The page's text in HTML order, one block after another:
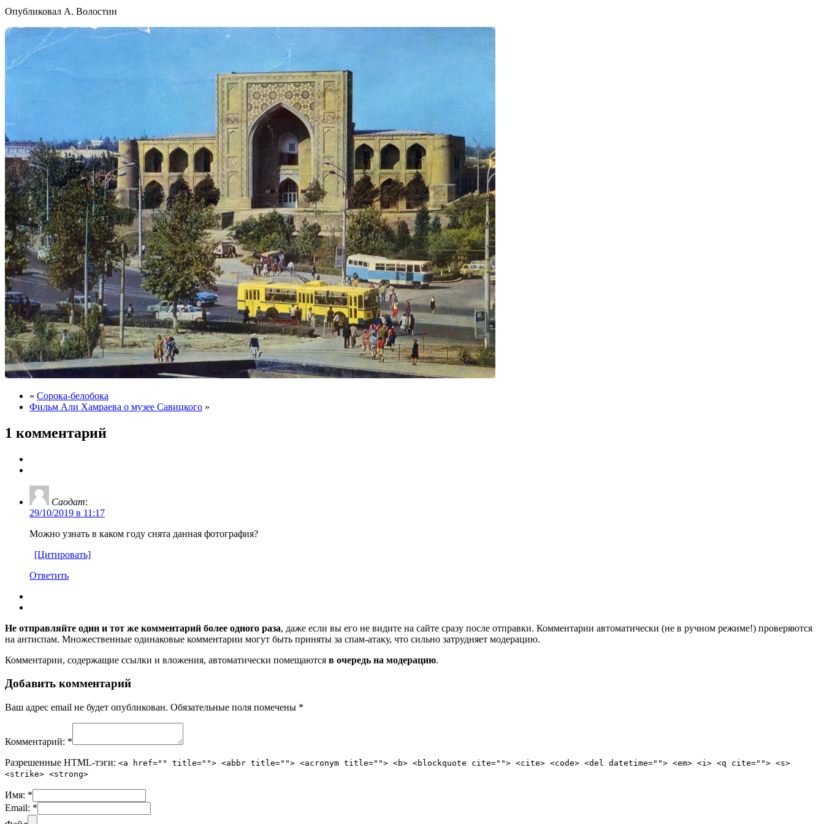
Опубликовал А. Волостин
« Сорока-белобока
Фильм Али Хамраева о музее Савицкого »
1 комментарий
Саодат:
29/10/2019 в 11:17
Можно узнать в каком году снята данная фотография?
[Цитировать]
Ответить
Не отправляйте один и тот же комментарий более одного раза, даже если вы его не видите на сайте сразу после отправки. Комментарии автоматически (не в ручном режиме!) проверяются
на антиспам. Множественные одинаковые комментарии могут быть приняты за спам-атаку, что сильно затрудняет модерацию.
Комментарии, содержащие ссылки и вложения, автоматически помещаются в очередь на модерацию.
Добавить комментарий
Ваш адрес email не будет опубликован. Обязательные поля помечены *
Комментарий: *
Разрешенные HTML-тэги: <a href="" title=""> <abbr title=""> <acronym title=""> <b> <blockquote cite=""> <cite> <code> <del datetime=""> <em> <i> <q cite=""> <s>
<strike> <strong>
Имя: *
Email: *